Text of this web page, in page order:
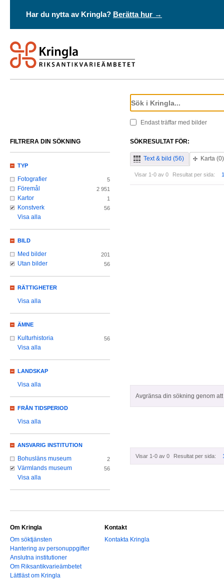
Har du nytta av Kringla? Berätta hur →
Endast träffar med bilder
SÖKRESULTAT FÖR:
Text & bild (56) Karta (0)
Visar 1-0 av 0 Resultat per sida:
Avgränsa din sökning genom
Visar 1-0 av 0 Resultat per sida:
FILTRERA DIN SÖKNING
TYP
Fotografier 5
Föremål 2 951
Kartor 1
Konstverk 56
Visa alla
BILD
Med bilder 201
Utan bilder 56
RÄTTIGHETER
Visa alla
ÄMNE
Kulturhistoria 56
Visa alla
LANDSKAP
Visa alla
FRÅN TIDSPERIOD
Visa alla
ANSVARIG INSTITUTION
Bohusläns museum 2
Värmlands museum 56
Visa alla
Om Kringla
Om söktjänsten
Hantering av personuppgifter
Anslutna institutioner
Om Riksantikvarieämbetet
Lättläst om Kringla
Kontakt
Kontakta Kringla